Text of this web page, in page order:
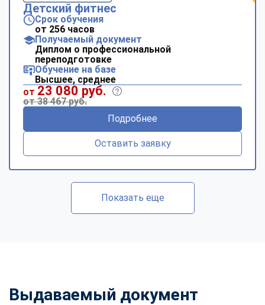
Детский фитнес
Срок обучения
от 256 часов
Получаемый документ
Диплом о профессиональной
переподготовке
Обучение на базе
Высшее, среднее
от 23 080 руб.
от 38 467 руб.
Подробнее
Оставить заявку
Показать еще
Выдаваемый документ